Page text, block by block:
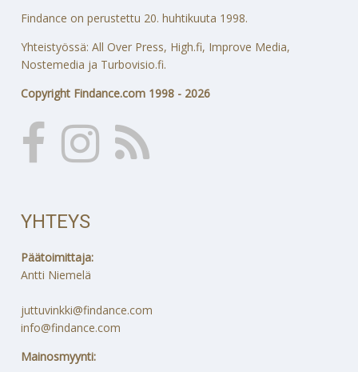
Findance on perustettu 20. huhtikuuta 1998.
Yhteistyössä: All Over Press, High.fi, Improve Media,
Nostemedia ja Turbovisio.fi.
Copyright Findance.com 1998 - 2026
YHTEYS
Päätoimittaja:
Antti Niemelä
juttuvinkki@findance.com
info@findance.com
Mainosmyynti: